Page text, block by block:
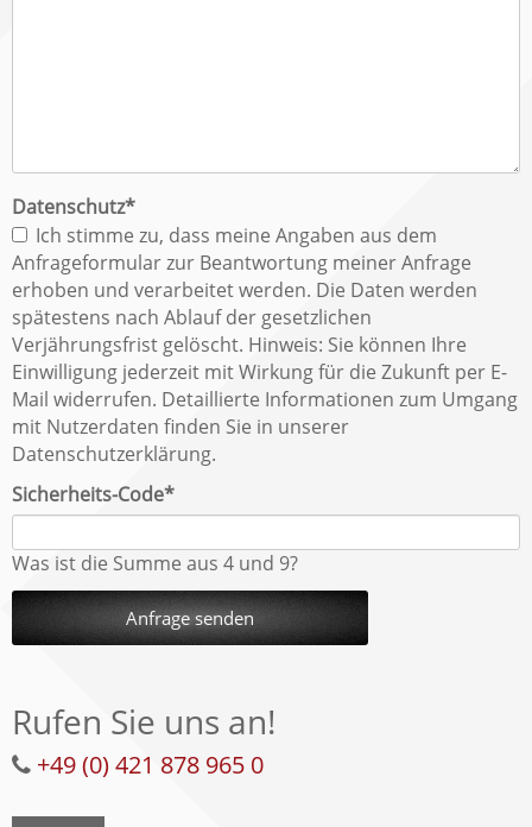
Pflichtfeld
Datenschutz*
Ich stimme zu, dass meine Angaben aus dem
Anfrageformular zur Beantwortung meiner Anfrage
erhoben und verarbeitet werden. Die Daten werden
spätestens nach Ablauf der gesetzlichen
Verjährungsfrist gelöscht. Hinweis: Sie können Ihre
Einwilligung jederzeit mit Wirkung für die Zukunft per E-
Mail widerrufen. Detaillierte Informationen zum Umgang
mit Nutzerdaten finden Sie in unserer
Datenschutzerklärung.
Pflichtfeld
Sicherheits-Code*
Was ist die Summe aus 4 und 9?
Anfrage senden
Rufen Sie uns an!
+49 (0) 421 878 965 0